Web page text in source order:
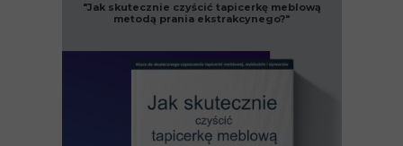
"Jak skutecznie czyścić tapicerkę meblową
metodą prania ekstrakcynego?"